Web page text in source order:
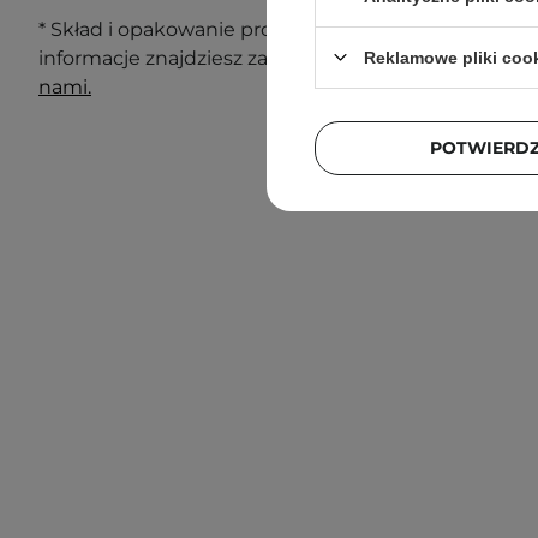
* Skład i opakowanie produktu mogą ulec zmianie.
informacje znajdziesz zawsze na opakowaniu. Masz
nami.
Reklamowe pliki